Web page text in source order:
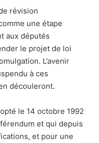
révision
une étape
aux députés
le projet de loi
L’avenir
à ces
découleront.
le 14 octobre 1992
et qui depuis
et pour une